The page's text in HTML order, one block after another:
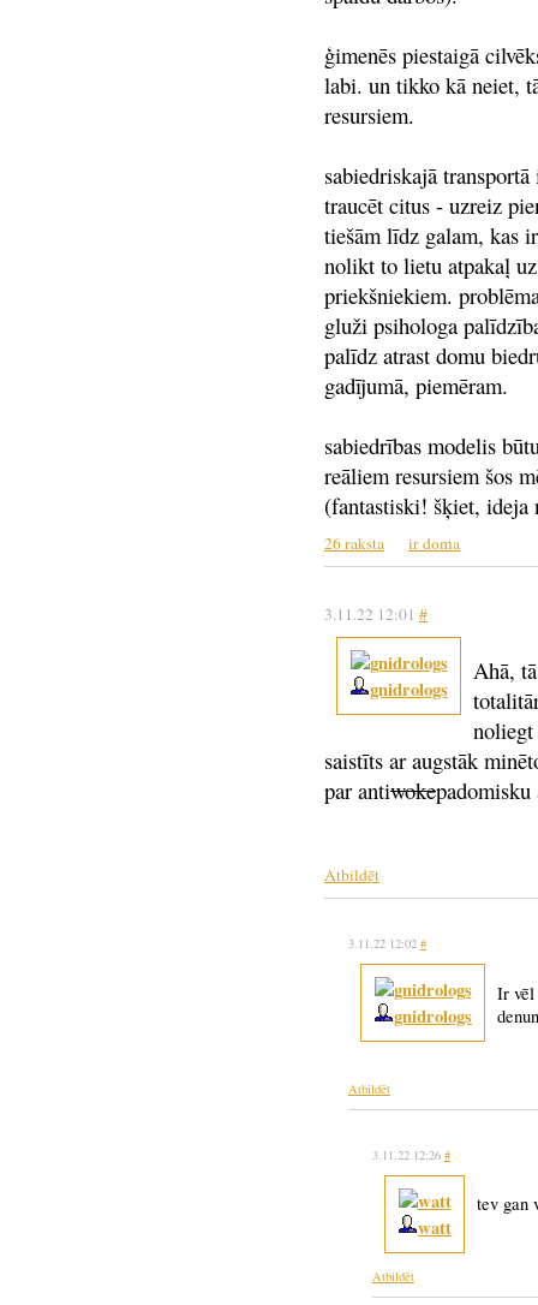
ģimenēs piestaigā
labi. un tikko kā neiet,
resursiem.
sabiedriskajā
traucēt citus - uzreiz
tiešām līdz galam, kas
nolikt to lietu atpakaļ
priekšniekiem.
gluži psihologa
palīdz atrast domu
gadījumā, piemēram.
sabiedrības modelis
reāliem resursiem šos
(fantastiski! šķiet, ideja
26 raksta ir doma
3.11.22 12:01 #
gnidrologs
Ahā,
saistīts ar augstāk
par antiwoke
Atbildēt
3.11.22 12:02 #
gnidrologs
Ir vēl
Atbildēt
3.11.22 12:26 #
watt
tev gan
Atbildēt